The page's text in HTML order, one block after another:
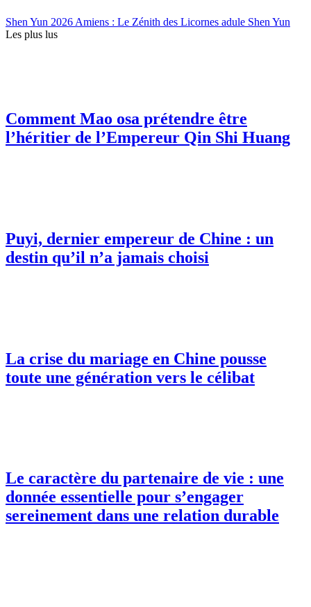
Shen Yun 2026 Amiens : Le Zénith des Licornes adule Shen Yun
Les plus lus
Comment Mao osa prétendre être
l’héritier de l’Empereur Qin Shi Huang
Puyi, dernier empereur de Chine : un
destin qu’il n’a jamais choisi
La crise du mariage en Chine pousse
toute une génération vers le célibat
Le caractère du partenaire de vie : une
donnée essentielle pour s’engager
sereinement dans une relation durable